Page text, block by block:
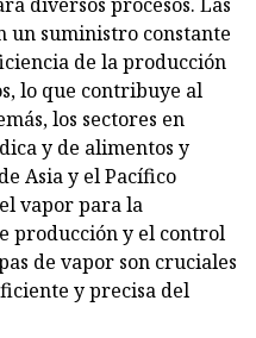
un suministro constante
de la producción
lo que contribuye al
los sectores en
y de alimentos y
Asia y el Pacífico
vapor para la
producción y el control
de vapor son cruciales
y precisa del